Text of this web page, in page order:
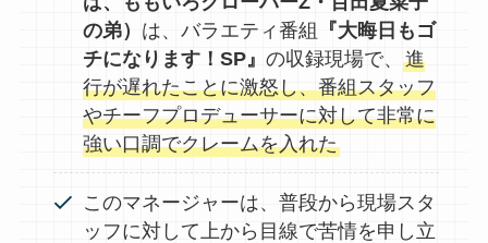
の弟） は、バラエティ番組
『大晦日もゴ
チになります！SP』の収録現場で、進
行が遅れたことに激怒し、番組スタッフ
やチーフプロデューサーに対して非常に
強い口調でクレームを入れた
このマネージャーは、普段から現場スタ
ッフに対して上から目線で苦情を申し立